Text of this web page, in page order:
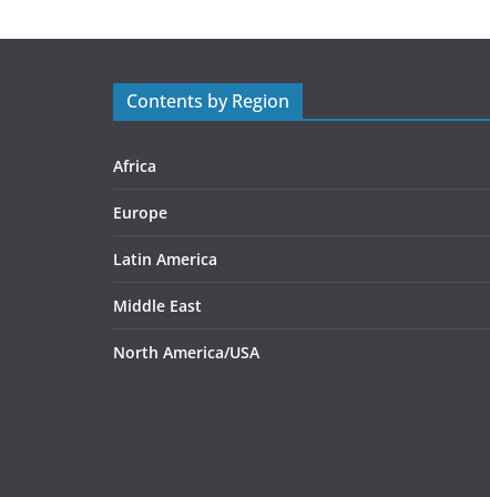
Contents by Region
Africa
Europe
Latin America
Middle East
North America/USA